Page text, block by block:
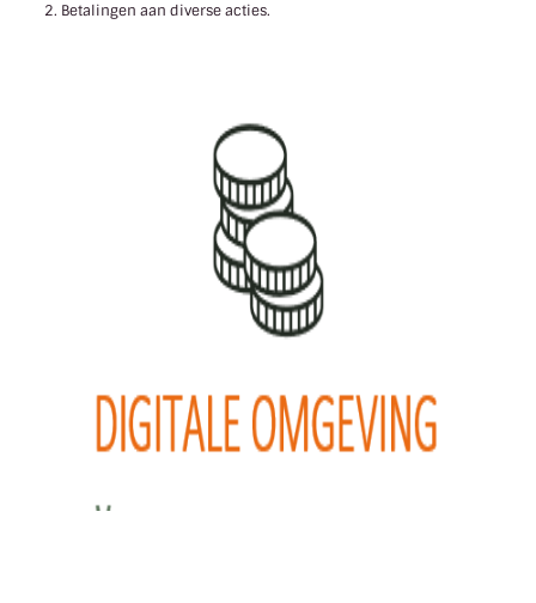
Betalingen aan diverse acties.